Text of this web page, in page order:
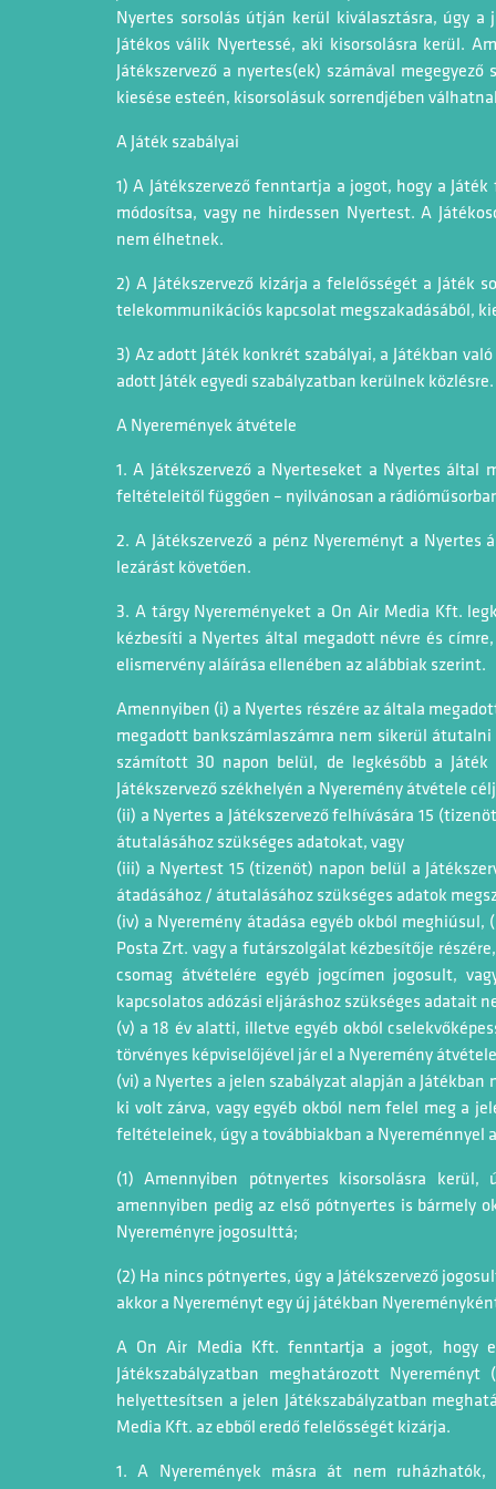
Nyertes sorsolás útján kerül kiválasztásra, úgy
Játékos válik Nyertessé, aki kisorsolásra kerül.
Játékszervező a nyertes(ek) számával
kiesése esteén, kisorsolásuk sorrendjében
A Játék szabályai
1) A Játékszervező fenntartja a jogot, hogy a
módosítsa, vagy ne hirdessen Nyertest. A
nem élhetnek.
2) A Játékszervező kizárja a felelősségét a Játék
telekommunikációs kapcsolat megszakadásából,
3) Az adott Játék konkrét szabályai, a Játékban
adott Játék egyedi szabályzatban kerülnek közlésre.
A Nyeremények átvétele
1. A Játékszervező a Nyerteseket a Nyertes
feltételeitől függően – nyilvánosan a
2. A Játékszervező a pénz Nyereményt a
lezárást követően.
3. A tárgy Nyereményeket a On Air Media Kft.
kézbesíti a Nyertes által megadott névre és
elismervény aláírása ellenében az alábbiak szerint.
Amennyiben (i) a Nyertes részére az általa
megadott bankszámlaszámra nem sikerül
számított 30 napon belül, de legkésőbb a
Játékszervező székhelyén a Nyeremény átvétele
(ii) a Nyertes a Játékszervező felhívására 15
átutalásához szükséges adatokat, vagy
(iii) a Nyertest 15 (tizenöt) napon belül a
átadásához / átutalásához szükséges adatok
(iv) a Nyeremény átadása egyéb okból
Posta Zrt. vagy a futárszolgálat kézbesítője
csomag átvételére egyéb jogcímen jogosult,
kapcsolatos adózási eljáráshoz szükséges adatait
(v) a 18 év alatti, illetve egyéb okból
törvényes képviselőjével jár el a Nyeremény
(vi) a Nyertes a jelen szabályzat alapján a
ki volt zárva, vagy egyéb okból nem felel meg a
feltételeinek, úgy a továbbiakban a Nyereménnyel
(1) Amennyiben pótnyertes kisorsolásra
amennyiben pedig az első pótnyertes is bármely
Nyereményre jogosulttá;
(2) Ha nincs pótnyertes, úgy a Játékszervező
akkor a Nyereményt egy új játékban
A On Air Media Kft. fenntartja a jogot, hogy
Játékszabályzatban meghatározott
helyettesítsen a jelen Játékszabályzatban
Media Kft. az ebből eredő felelősségét kizárja.
1. A Nyeremények másra át nem